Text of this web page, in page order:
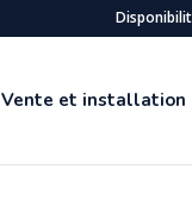
Vente et installation